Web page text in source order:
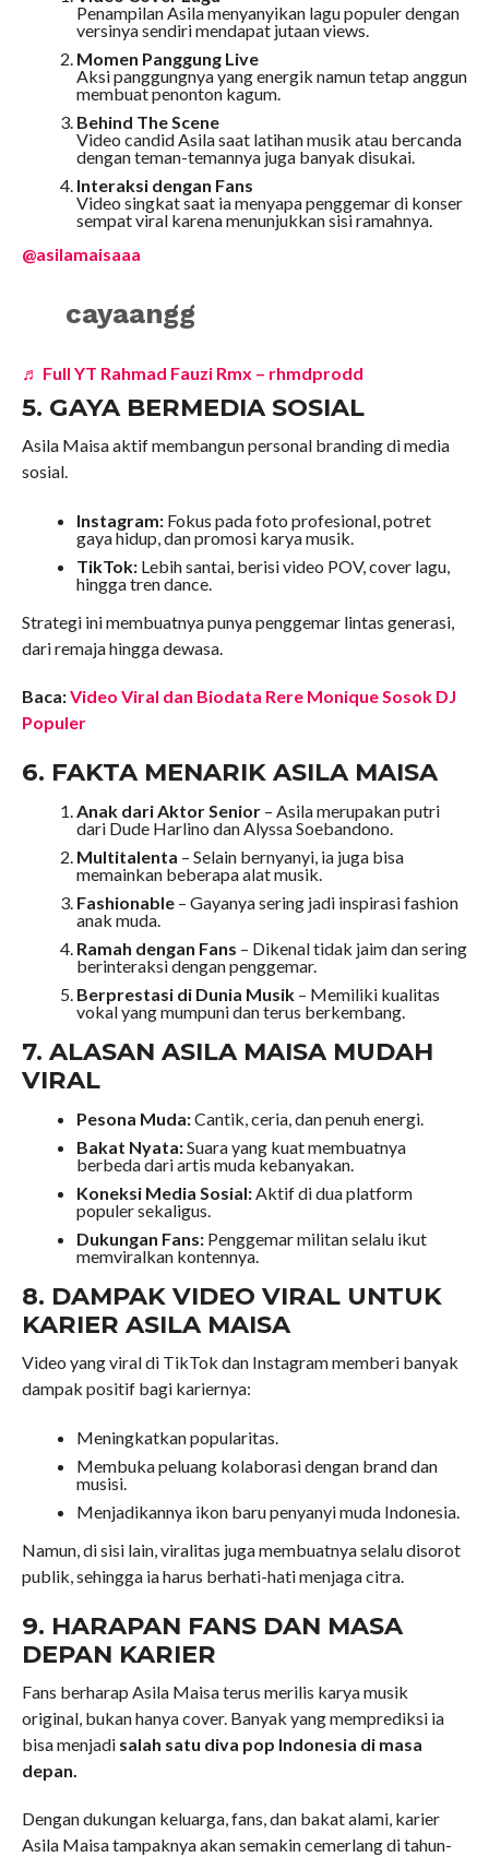
Penampilan Asila menyanyikan lagu populer dengan
versinya sendiri mendapat jutaan views.
Momen Panggung Live
Aksi panggungnya yang energik namun tetap anggun
membuat penonton kagum.
Behind The Scene
Video candid Asila saat latihan musik atau bercanda
dengan teman-temannya juga banyak disukai.
Interaksi dengan Fans
Video singkat saat ia menyapa penggemar di konser
sempat viral karena menunjukkan sisi ramahnya.
@asilamaisaaa
cayaangg
♬ Full YT Rahmad Fauzi Rmx – rhmdprodd
5. GAYA BERMEDIA SOSIAL
Asila Maisa aktif membangun personal branding di media
sosial.
Instagram:Fokus pada foto profesional, potret
gaya hidup, dan promosi karya musik.
TikTok:Lebih santai, berisi video POV, cover lagu,
hingga tren dance.
Strategi ini membuatnya punya penggemar lintas generasi,
dari remaja hingga dewasa.
Baca:Video Viral dan Biodata Rere Monique Sosok DJ
Populer
6. FAKTA MENARIK ASILA MAISA
Anak dari Aktor Senior– Asila merupakan putri
dari Dude Harlino dan Alyssa Soebandono.
Multitalenta – Selain bernyanyi, ia juga bisa
memainkan beberapa alat musik.
Fashionable– Gayanya sering jadi inspirasi fashion
anak muda.
Ramah dengan Fans – Dikenal tidak jaim dan sering
berinteraksi dengan penggemar.
Berprestasi di Dunia Musik– Memiliki kualitas
vokal yang mumpuni dan terus berkembang.
7. ALASAN ASILA MAISA MUDAH
VIRAL
Pesona Muda:Cantik, ceria, dan penuh energi.
Bakat Nyata:Suara yang kuat membuatnya
berbeda dari artis muda kebanyakan.
Koneksi Media Sosial:Aktif di dua platform
populer sekaligus.
Dukungan Fans:Penggemar militan selalu ikut
memviralkan kontennya.
8. DAMPAK VIDEO VIRAL UNTUK
KARIER ASILA MAISA
Video yang viral di TikTok dan Instagram memberi banyak
dampak positif bagi kariernya:
Meningkatkan popularitas.
Membuka peluang kolaborasi dengan brand dan
musisi.
Menjadikannya ikon baru penyanyi muda Indonesia.
Namun, di sisi lain, viralitas juga membuatnya selalu disorot
publik, sehingga ia harus berhati-hati menjaga citra.
9. HARAPAN FANS DAN MASA
DEPAN KARIER
Fans berharap Asila Maisa terus merilis karya musik
original, bukan hanya cover. Banyak yang memprediksi ia
bisa menjadi salah satu diva pop Indonesia di masa
depan.
Dengan dukungan keluarga, fans, dan bakat alami, karier
Asila Maisa tampaknya akan semakin cemerlang di tahun-